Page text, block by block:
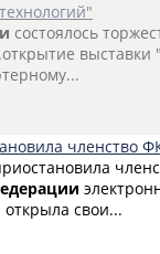
состоялось
выставки "
членство
открыла свои...